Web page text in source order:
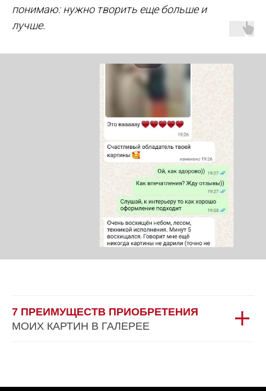
понимаю: нужно творить еще больше и
лучше.
7 ПРЕИМУЩЕСТВ ПРИОБРЕТЕНИЯ
МОИХ КАРТИН В ГАЛЕРЕЕ